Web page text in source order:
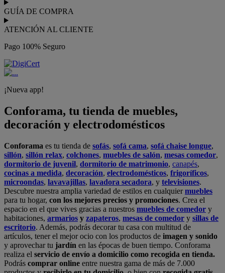
GUÍA DE COMPRA
ATENCIÓN AL CLIENTE
Pago 100% Seguro
¡Nueva app!
Conforama, tu tienda de muebles,
decoración y electrodomésticos
Conforama es tu tienda de sofás, sofá cama, sofá chaise longue,
sillón, sillón relax, colchones, muebles de salón, mesas comedor,
dormitorio de juvenil, dormitorio de matrimonio, canapés,
cocinas a medida, decoración, electrodomésticos, frigoríficos,
microondas, lavavajillas, lavadora secadora, y televisiones.
Descubre nuestra amplia variedad de estilos en cualquiermuebles
para tu hogar, con los mejores precios y promociones. Crea el
espacio en el que vives gracias a nuestros muebles de comedor y
habitaciones, armarios y zapateros, mesas de comedor y sillas de
escritorio. Además, podrás decorar tu casa con multitud de
artículos, tener el mejor ocio con los productos de imagen y sonido
y aprovechar tu jardín en las épocas de buen tiempo. Conforama
realiza el servicio de envío a domicilio como recogida en tienda.
Podrás comprar online entre nuestra gama de más de 7.000